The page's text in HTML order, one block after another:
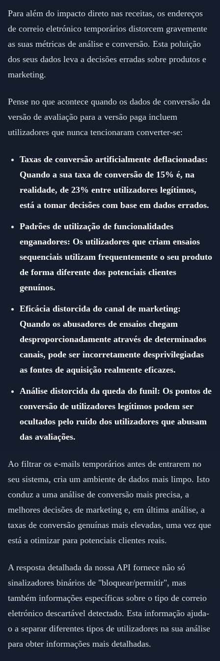
Para além do impacto direto nas receitas, os endereços
de correio eletrónico temporários distorcem gravemente
as suas métricas de análise e conversão. Esta poluição
dos seus dados leva a decisões erradas sobre produtos e
marketing.
Pense no que acontece quando os dados de conversão da
versão de avaliação para a versão paga incluem
utilizadores que nunca tencionaram converter-se:
Taxas de conversão artificialmente deflacionadas:
Quando a sua taxa de conversão de 15% é, na
realidade, de 23% entre utilizadores legítimos,
está a tomar decisões com base em dados errados.
Padrões de utilização de funcionalidades
enganadores: Os utilizadores que criam ensaios
sequenciais utilizam frequentemente o seu produto
de forma diferente dos potenciais clientes
genuínos.
Eficácia distorcida do canal de marketing:
Quando os abusadores de ensaios chegam
desproporcionadamente através de determinados
canais, pode ser incorretamente desprivilegiadas
as fontes de aquisição realmente eficazes.
Análise distorcida da queda do funil: Os pontos de
conversão de utilizadores legítimos podem ser
ocultados pelo ruído dos utilizadores que abusam
das avaliações.
Ao filtrar os e-mails temporários antes de entrarem no
seu sistema, cria um ambiente de dados mais limpo. Isto
conduz a uma análise de conversão mais precisa, a
melhores decisões de marketing e, em última análise, a
taxas de conversão genuínas mais elevadas, uma vez que
está a otimizar para potenciais clientes reais.
A resposta detalhada da nossa API fornece não só
sinalizadores binários de "bloquear/permitir", mas
também informações específicas sobre o tipo de correio
eletrónico descartável detectado. Esta informação ajuda-
o a separar diferentes tipos de utilizadores na sua análise
para obter informações mais detalhadas.